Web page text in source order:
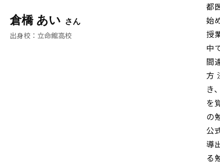
倉橋 あい
立命館高校
都
始
授
中
間
方
き
を
の
公
導
る